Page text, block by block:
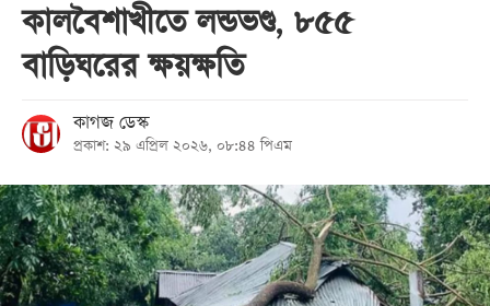
প্রচ্ছদ
জাতীয়
রাজনীতি
অর্থনীতি
আন্তর্জাতিক
সারাদেশ
কালবৈশাখীতে লন্ডভণ্ড, ৮৫৫
বাড়িঘরের ক্ষয়ক্ষতি
কাগজ ডেস্ক
প্রকাশ: ২৯ এপ্রিল ২০২৬, ০৮:৪৪ পিএম